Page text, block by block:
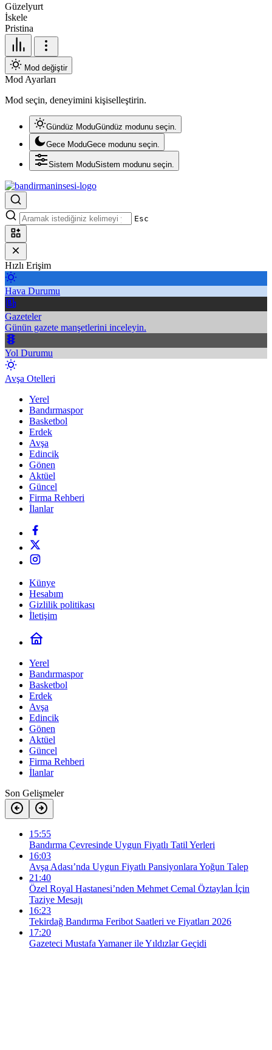
Güzelyurt
İskele
Pristina
Mod değiştir
Mod Ayarları
Mod seçin, deneyimini kişiselleştirin.
Gündüz ModuGündüz modunu seçin.
Gece ModuGece modunu seçin.
Sistem ModuSistem modunu seçin.
Esc
Hızlı Erişim
Hava Durumu
Gazeteler
Günün gazete manşetlerini inceleyin.
Yol Durumu
Avşa Otelleri
Yerel
Bandırmaspor
Basketbol
Erdek
Avşa
Edincik
Gönen
Aktüel
Güncel
Firma Rehberi
İlanlar
Künye
Hesabım
Gizlilik politikası
İletişim
Yerel
Bandırmaspor
Basketbol
Erdek
Avşa
Edincik
Gönen
Aktüel
Güncel
Firma Rehberi
İlanlar
Son Gelişmeler
15:55
Bandırma Çevresinde Uygun Fiyatlı Tatil Yerleri
16:03
Avşa Adası’nda Uygun Fiyatlı Pansiyonlara Yoğun Talep
21:40
Özel Royal Hastanesi’nden Mehmet Cemal Öztaylan İçin
Taziye Mesajı
16:23
Tekirdağ Bandırma Feribot Saatleri ve Fiyatları 2026
17:20
Gazeteci Mustafa Yamaner ile Yıldızlar Geçidi